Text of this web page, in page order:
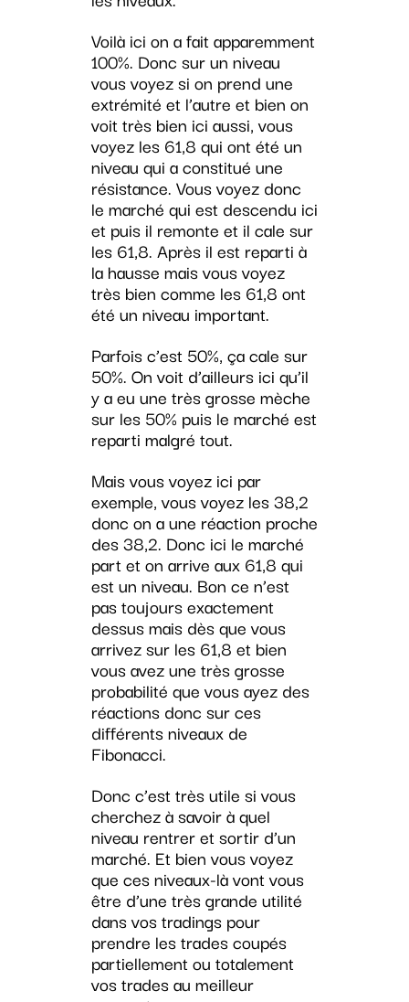
Voilà ici on a fait apparemment
100%. Donc sur un niveau
vous voyez si on prend une
extrémité et l’autre et bien on
voit très bien ici aussi, vous
voyez les 61,8 qui ont été un
niveau qui a constitué une
résistance. Vous voyez donc
le marché qui est descendu ici
et puis il remonte et il cale sur
les 61,8. Après il est reparti à
la hausse mais vous voyez
très bien comme les 61,8 ont
été un niveau important.
Parfois c’est 50%, ça cale sur
50%. On voit d’ailleurs ici qu’il
y a eu une très grosse mèche
sur les 50% puis le marché est
reparti malgré tout.
Mais vous voyez ici par
exemple, vous voyez les 38,2
donc on a une réaction proche
des 38,2. Donc ici le marché
part et on arrive aux 61,8 qui
est un niveau. Bon ce n’est
pas toujours exactement
dessus mais dès que vous
arrivez sur les 61,8 et bien
vous avez une très grosse
probabilité que vous ayez des
réactions donc sur ces
différents niveaux de
Fibonacci.
Donc c’est très utile si vous
cherchez à savoir à quel
niveau rentrer et sortir d’un
marché. Et bien vous voyez
que ces niveaux-là vont vous
être d’une très grande utilité
dans vos tradings pour
prendre les trades coupés
partiellement ou totalement
vos trades au meilleur